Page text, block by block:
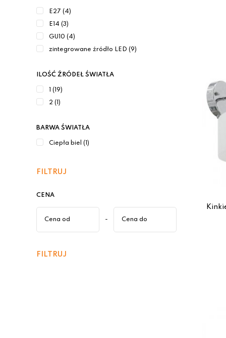
E27 (4)
E14 (3)
GU10 (4)
zintegrowane źródło LED (9)
ILOŚĆ ŹRÓDEŁ ŚWIATŁA
1 (19)
2 (1)
BARWA ŚWIATŁA
Ciepła biel (1)
FILTRUJ
CENA
-
FILTRUJ